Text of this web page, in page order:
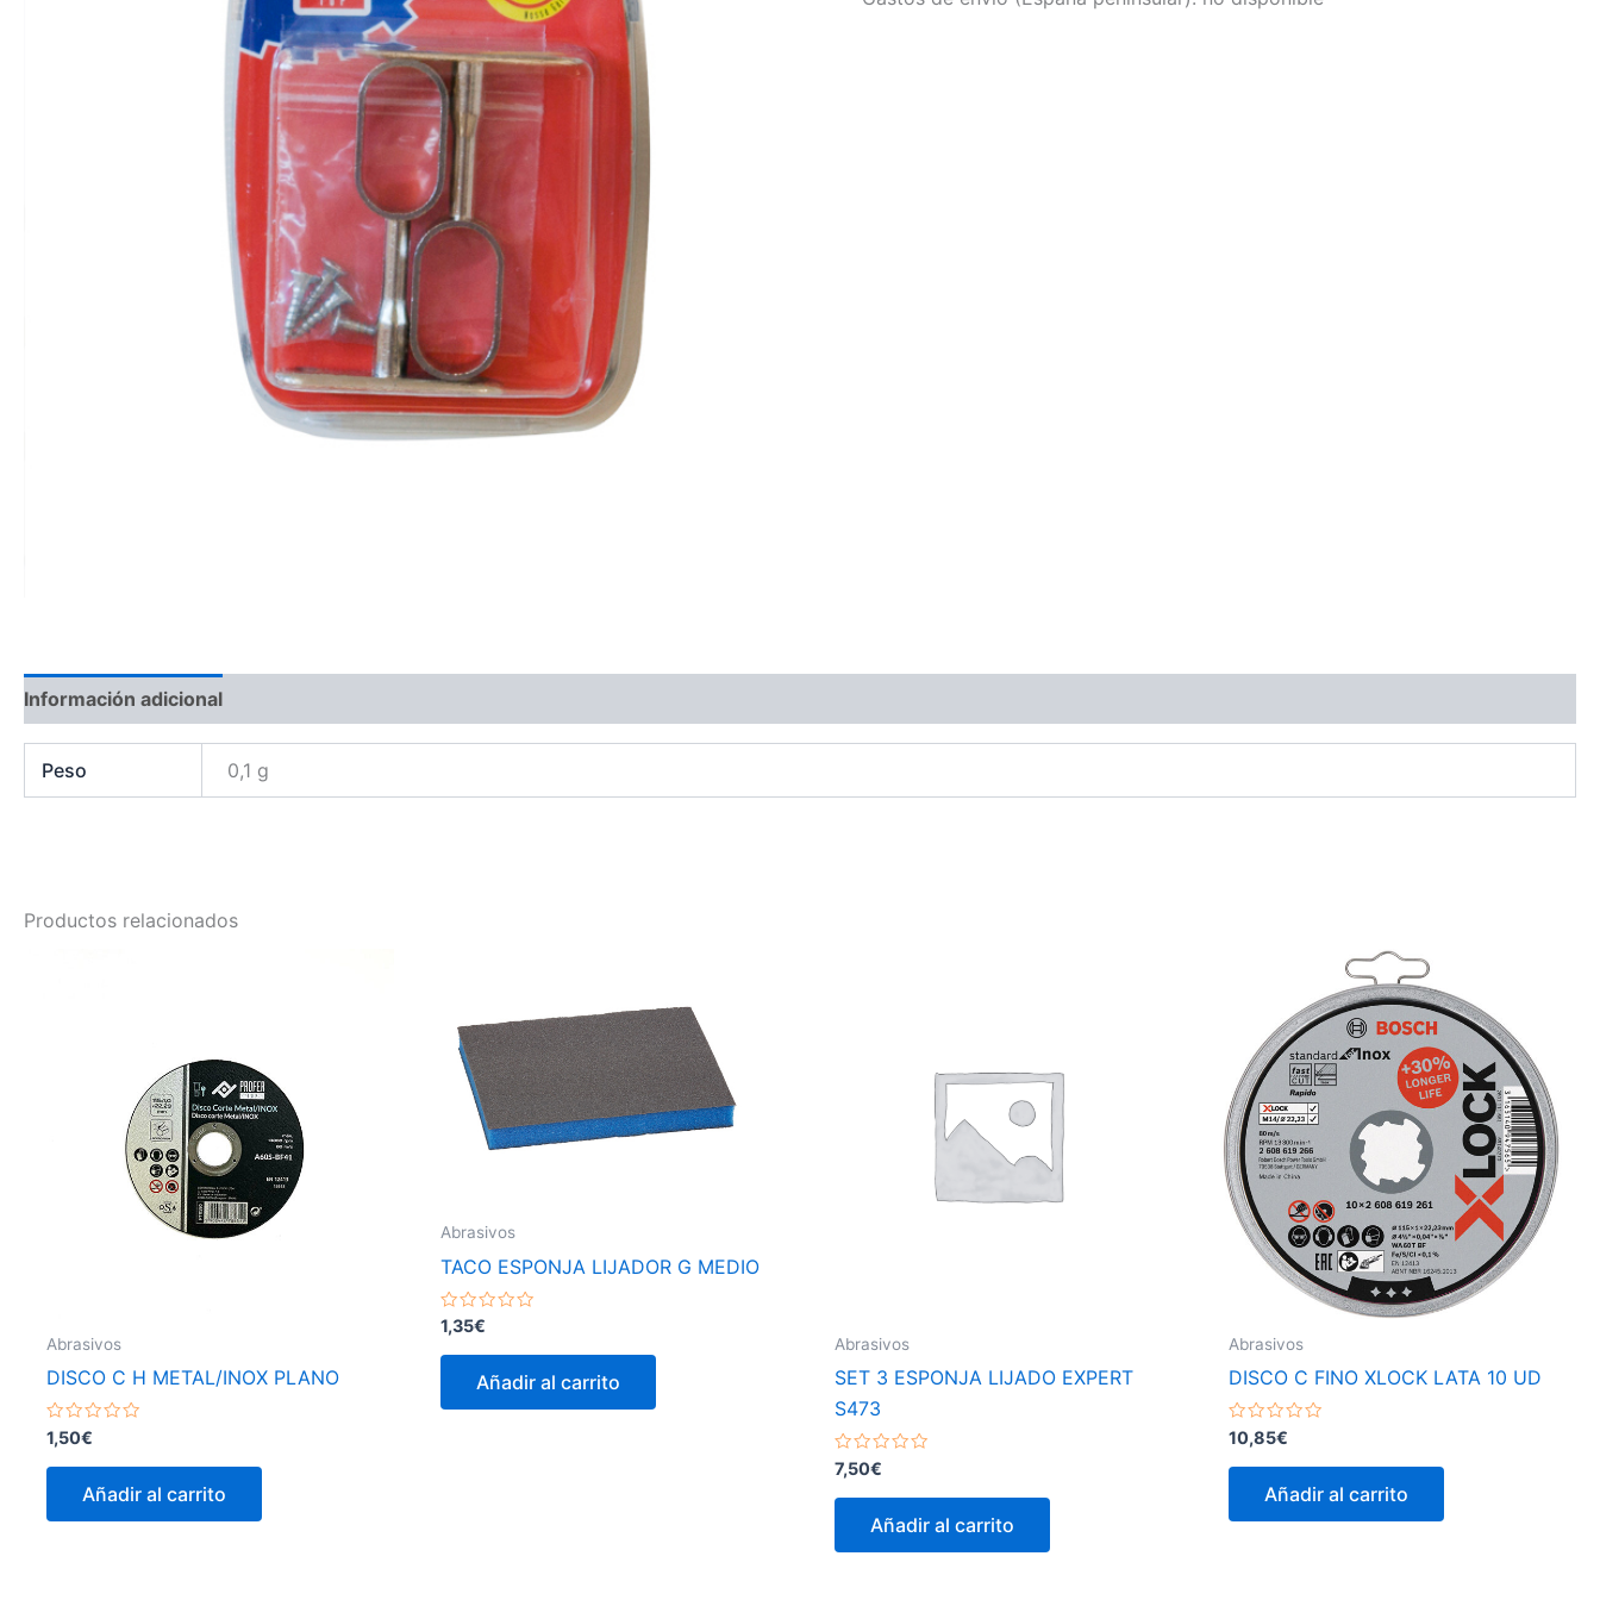
Información adicional
Peso 0,1 g
Productos relacionados
Abrasivos
DISCO C H METAL/INOX PLANO
Valorado
con
0
1,50€
Añadir al carrito
Abrasivos
TACO ESPONJA LIJADOR G MEDIO
Valorado
con
0
1,35€
Añadir al carrito
Abrasivos
SET 3 ESPONJA LIJADO EXPERT
S473
Valorado
con
0
7,50€
Añadir al carrito
Abrasivos
DISCO C FINO XLOCK LATA 10 UD
Valorado
con
0
10,85€
Añadir al carrito